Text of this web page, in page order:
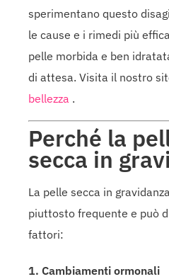
sperimentano questo
le cause e i rimedi più
pelle morbida e ben
di attesa. Visita il nostro
bellezza .
Perché la
secca in
La pelle secca in
piuttosto frequente e può
fattori:
1. Cambiamenti ormonali